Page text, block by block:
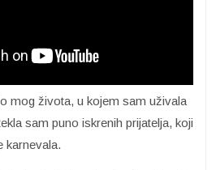
mog života, u kojem sam uživala
sam puno iskrenih prijatelja, koji
karnevala.